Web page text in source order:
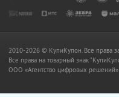
2010-2026 © КупиКупон. Все права
Все права на товарный знак
OOO «Агентство цифровых